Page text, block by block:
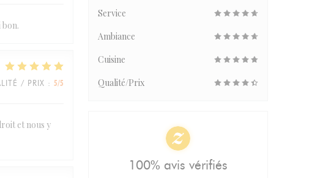
bon.
/ PRIX : 5/5
et nous y
Service
Ambiance
Cuisine
Qualité/Prix
100% avis vérifiés